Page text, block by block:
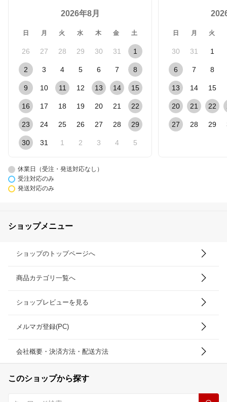
2026年8月
日 月 火 水 木 金 土
26 27 28 29 30 31 1
2 3 4 5 6 7 8
9 10 11 12 13 14 15
16 17 18 19 20 21 22
23 24 25 26 27 28 29
30 31 1 2 3 4 5
日 月 火
30 31 1
6 7 8
13 14 15
20 21 22
27 28 29
休業日（受注・発送対応なし）
受注対応のみ
発送対応のみ
ショップメニュー
ショップのトップページへ
商品カテゴリ一覧へ
ショップレビューを見る
メルマガ登録(PC)
会社概要・決済方法・配送方法
このショップから探す